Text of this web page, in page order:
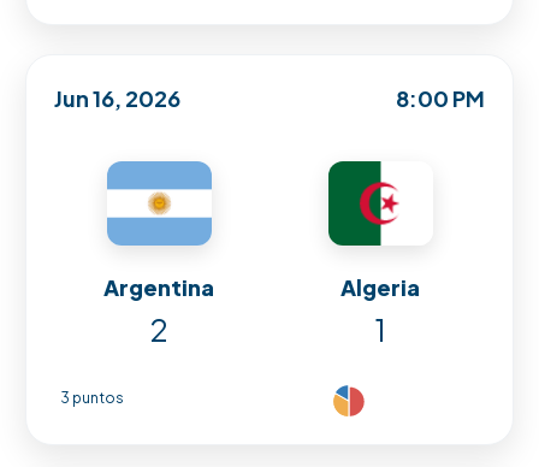
Jun 16, 2026 8:00 PM
Argentina Algeria
2 1
3 puntos